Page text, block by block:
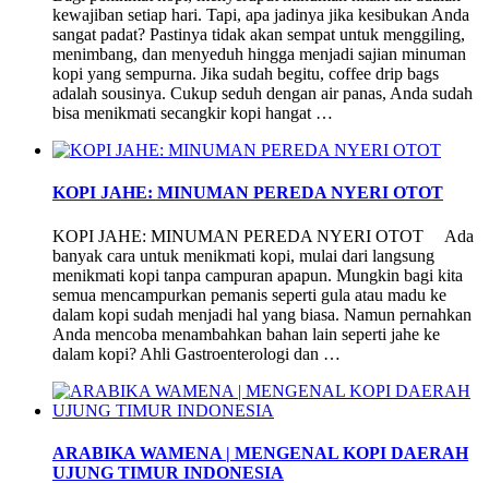
kewajiban setiap hari. Tapi, apa jadinya jika kesibukan Anda
sangat padat? Pastinya tidak akan sempat untuk menggiling,
menimbang, dan menyeduh hingga menjadi sajian minuman
kopi yang sempurna. Jika sudah begitu, coffee drip bags
adalah sousinya. Cukup seduh dengan air panas, Anda sudah
bisa menikmati secangkir kopi hangat …
KOPI JAHE: MINUMAN PEREDA NYERI OTOT
KOPI JAHE: MINUMAN PEREDA NYERI OTOT Ada
banyak cara untuk menikmati kopi, mulai dari langsung
menikmati kopi tanpa campuran apapun. Mungkin bagi kita
semua mencampurkan pemanis seperti gula atau madu ke
dalam kopi sudah menjadi hal yang biasa. Namun pernahkan
Anda mencoba menambahkan bahan lain seperti jahe ke
dalam kopi? Ahli Gastroenterologi dan …
ARABIKA WAMENA | MENGENAL KOPI DAERAH
UJUNG TIMUR INDONESIA